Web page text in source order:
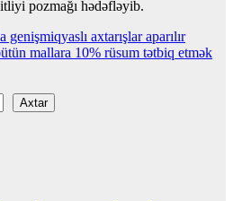
pozmağı hədəfləyib.
axtarışlar aparılır
mallara 10% rüsum tətbiq etmək
Axtar